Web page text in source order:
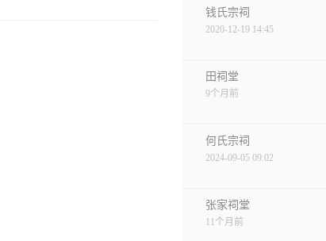
钱氏宗祠
2020-12-19 14:45
田祠堂
9个月前
何氏宗祠
2024-09-05 09:02
张家祠堂
11个月前